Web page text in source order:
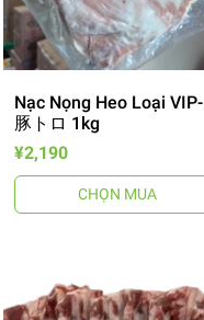
Nạc Nọng Heo Loại VIP-
豚トロ 1kg
¥2,190
CHỌN MUA